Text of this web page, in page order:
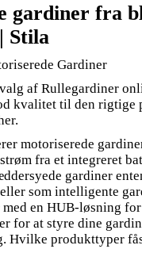
gardiner fra
Stila
Gardiner
af Rullegardiner
kvalitet til den rigtige
motoriserede
fra et integreret
gardiner
som intelligente
en HUB-løsning
for at styre dine
Hvilke produkttyper